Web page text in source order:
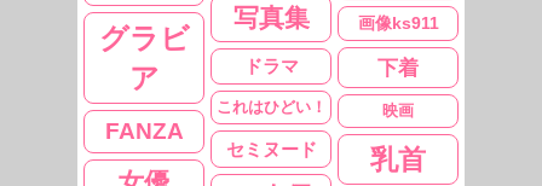
写真集 画像ks911
グラビ
ア
下着
ドラマ
これはひどい！ 映画
FANZA
セミヌード 乳首